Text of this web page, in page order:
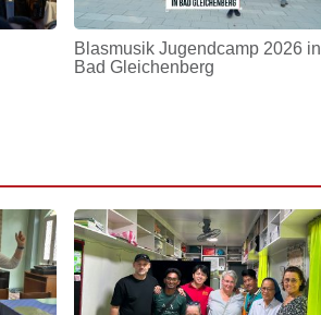
Blasmusik Jugendcamp 2026 in
Bad Gleichenberg